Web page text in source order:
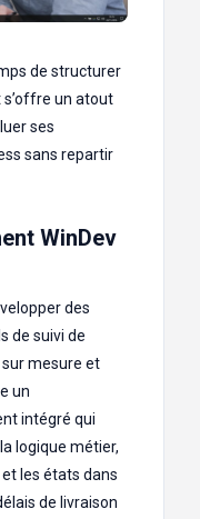
de structurer
s’offre un atout
ses
sans repartir
WinDev
des
de suivi de
mesure et
un
intégré qui
logique métier,
les états dans
de livraison